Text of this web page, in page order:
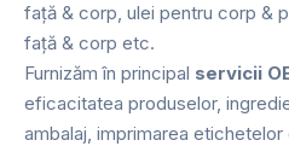
față & corp, ulei pentru corp &
față & corp etc.
Furnizăm în principal servicii
eficacitatea produselor,
ambalaj, imprimarea etichetelor